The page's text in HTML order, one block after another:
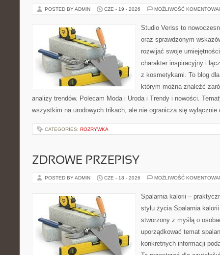
POSTED BY ADMIN CZE - 19 - 2026 MOŻLIWOŚĆ
Studio Veriss to
oraz sprawdzonym
rozwijać swoje
charakter inspiracyjny i
z kosmetykami. To blog
którym można znaleźć
analizy trendów. Polecam Moda i Uroda i Trendy i nowości.
wszystkim na urodowych trikach, ale nie ogranicza się
CATEGORIES: ROZRYWKA
ZDROWE PRZEPISY
POSTED BY ADMIN CZE - 18 - 2026 MOŻLIWOŚĆ
Spalarnia kalorii –
stylu życia Spalarnia
stworzony z myślą o
uporządkować temat
konkretnych informacji